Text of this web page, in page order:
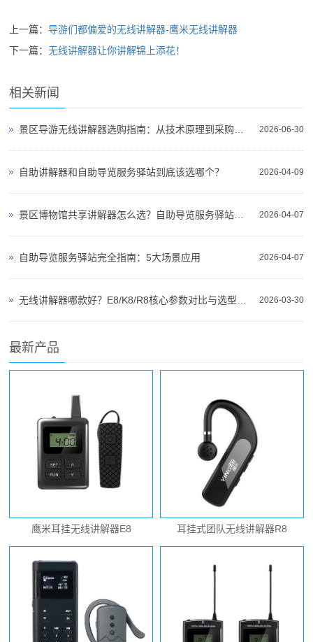
上一篇：导游们都偏爱的无线讲解器-鹰米无线讲解器
下一篇：无线讲解器让你讲解锦上添花！
相关新闻
2026-06-30
景区导游无线讲解器选购指南：从技术原理到采购决策
2026-04-09
自助讲解器和自助导览服务驿站到底该选哪个？
2026-04-07
景区博物馆共享讲解器怎么选？自助导览服务驿站部署全攻略（2026版）
2026-04-07
自助导览服务驿站完全指南：5大场景应用
2026-03-30
无线讲解器哪款好？E8/K8/R8核心参数对比与选型指南
最新产品
鹰米耳挂无线讲解器E8 耳挂式团队无线讲解器R8